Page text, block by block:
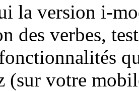
la version i-
des verbes,
(sur votre